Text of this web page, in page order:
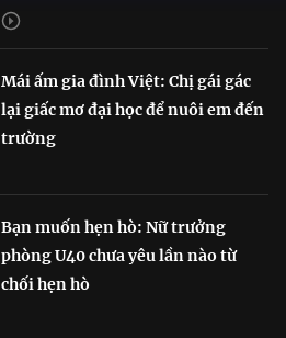
Mái ấm gia đình Việt: Chị gái gác
lại giấc mơ đại học để nuôi em đến
trường
Bạn muốn hẹn hò: Nữ trưởng
phòng U40 chưa yêu lần nào từ
chối hẹn hò